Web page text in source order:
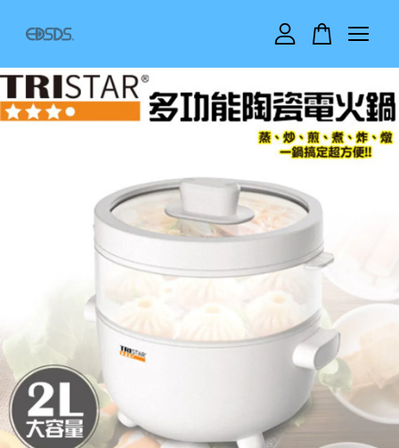
您的購物車目前還是空的。